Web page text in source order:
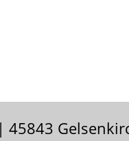
45843